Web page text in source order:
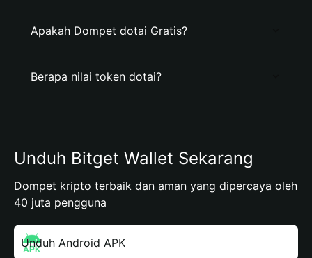
Apakah Dompet dotai Gratis?
Berapa nilai token dotai?
Unduh Bitget Wallet Sekarang
Dompet kripto terbaik dan aman yang dipercaya oleh
40 juta pengguna
Unduh Android APK